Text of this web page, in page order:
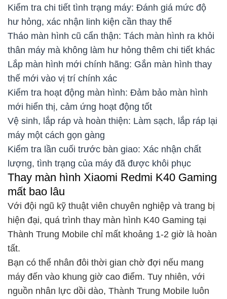
Kiểm tra chi tiết tình trạng máy: Đánh giá mức độ
hư hỏng, xác nhận linh kiện cần thay thế
Tháo màn hình cũ cẩn thận: Tách màn hình ra khỏi
thân máy mà không làm hư hỏng thêm chi tiết khác
Lắp màn hình mới chính hãng: Gắn màn hình thay
thế mới vào vị trí chính xác
Kiểm tra hoạt động màn hình: Đảm bảo màn hình
mới hiển thị, cảm ứng hoạt động tốt
Vệ sinh, lắp ráp và hoàn thiện: Làm sạch, lắp ráp lại
máy một cách gọn gàng
Kiểm tra lần cuối trước bàn giao: Xác nhận chất
lượng, tình trạng của máy đã được khôi phục
Thay màn hình Xiaomi Redmi K40 Gaming
mất bao lâu
Với đội ngũ kỹ thuật viên chuyên nghiệp và trang bị
hiện đại, quá trình thay màn hình K40 Gaming tại
Thành Trung Mobile chỉ mất khoảng 1-2 giờ là hoàn
tất.
Bạn có thể nhân đôi thời gian chờ đợi nếu mang
máy đến vào khung giờ cao điểm. Tuy nhiên, với
nguồn nhân lực dồi dào, Thành Trung Mobile luôn